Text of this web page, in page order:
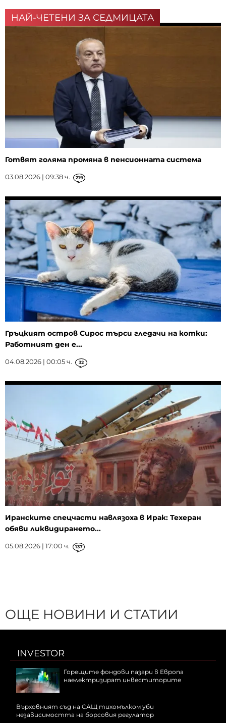
НАЙ-ЧЕТЕНИ ЗА СЕДМИЦАТА
Готвят голяма промяна в пенсионната система
03.08.2026 | 09:38 ч. 219
Гръцкият остров Сирос търси гледачи на котки:
Работният ден е...
04.08.2026 | 00:05 ч. 32
Иранските спецчасти навлязоха в Ирак: Техеран
обяви ликвидирането...
05.08.2026 | 17:00 ч. 137
ОЩЕ НОВИНИ И СТАТИИ
INVESTOR
Горещите фондови пазари в Европа
наелектризират инвеститорите
Върховният съд на САЩ тихомълком уби
независимостта на борсовия регулатор